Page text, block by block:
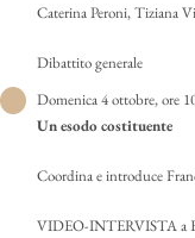
Caterina Peroni, Tiziana
Dibattito generale
Domenica 4 ottobre, ore
Un esodo costituente
Coordina e introduce
VIDEO-INTERVISTA a